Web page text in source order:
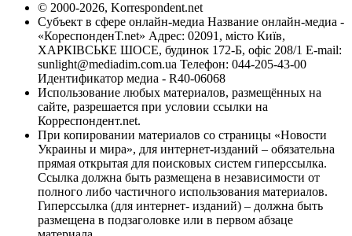
© 2000-2026, Korrespondent.net
Субъект в сфере онлайн-медиа Название онлайн-медиа -
«КореспонденТ.net» Адрес: 02091, місто Київ,
ХАРКІВСЬКЕ ШОСЕ, будинок 172-Б, офіс 208/1 E-mail:
sunlight@mediadim.com.ua Телефон: 044-205-43-00
Идентификатор медиа - R40-06068
Использование любых материалов, размещённых на
сайте, разрешается при условии ссылки на
Корреспондент.net.
При копировании материалов со страницы «Новости
Украины и мира», для интернет-изданий – обязательна
прямая открытая для поисковых систем гиперссылка.
Ссылка должна быть размещена в независимости от
полного либо частичного использования материалов.
Гиперссылка (для интернет- изданий) – должна быть
размещена в подзаголовке или в первом абзаце